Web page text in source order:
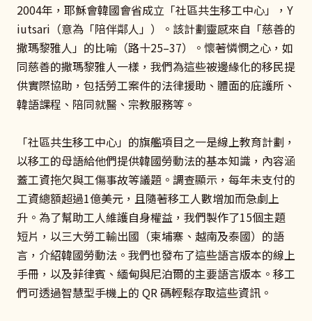
2004年，耶穌會韓國會省成立「社區共生移工中心」，Y
iutsari（意為「陪伴鄰人」）。該計劃靈感來自「慈善的
撒瑪黎雅人」的比喻（路十25–37）。懷著憐憫之心，如
同慈善的撒瑪黎雅人一樣，我們為這些被邊緣化的移民提
供實際協助，包括勞工案件的法律援助、體面的庇護所、
韓語課程、陪同就醫、宗教服務等。
「社區共生移工中心」的旗艦項目之一是線上教育計劃，
以移工的母語給他們提供韓國勞動法的基本知識，內容涵
蓋工資拖欠與工傷事故等議題。調查顯示，每年未支付的
工資總額超過1億美元，且隨著移工人數增加而急劇上
升。為了幫助工人維護自身權益，我們製作了15個主題
短片，以三大勞工輸出國（柬埔寨、越南及泰國）的語
言，介紹韓國勞動法。我們也發布了這些語言版本的線上
手冊，以及菲律賓、緬甸與尼泊爾的主要語言版本。移工
們可透過智慧型手機上的 QR 碼輕鬆存取這些資訊。